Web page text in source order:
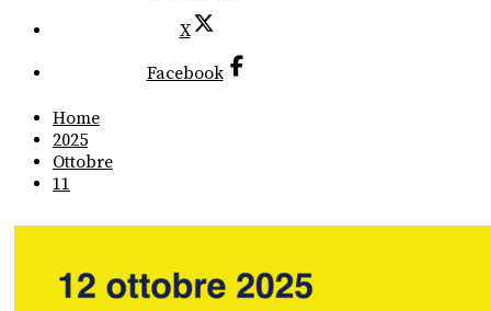
X
Facebook
Home
2025
Ottobre
11